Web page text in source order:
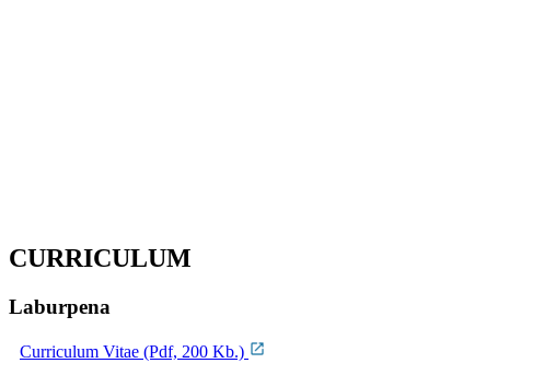
CURRICULUM
Laburpena
Curriculum Vitae (Pdf, 200 Kb.)